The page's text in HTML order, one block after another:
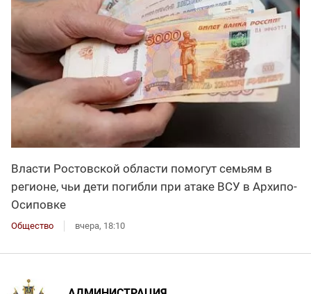
Власти Ростовской области помогут семьям в
регионе, чьи дети погибли при атаке ВСУ в Архипо-
Осиповке
Общество вчера, 18:10